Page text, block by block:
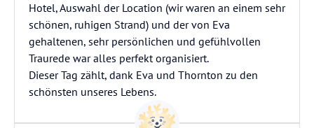
Hotel, Auswahl der Location (wir waren an einem sehr
schönen, ruhigen Strand) und der von Eva
gehaltenen, sehr persönlichen und gefühlvollen
Traurede war alles perfekt organisiert.
Dieser Tag zählt, dank Eva und Thornton zu den
schönsten unseres Lebens.